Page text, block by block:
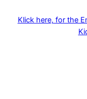
Klick here, for the